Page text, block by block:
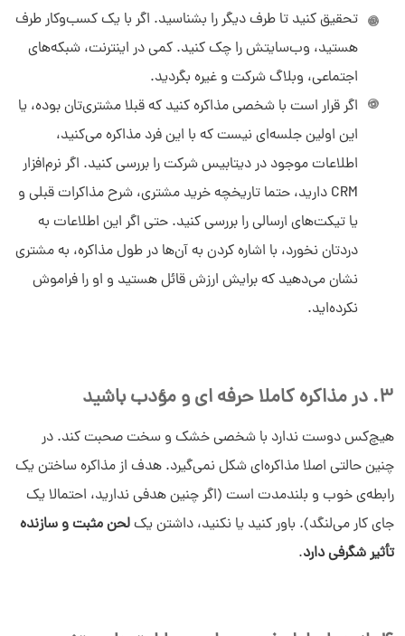
تحقیق کنید تا طرف دیگر را بشناسید. اگر با یک کسب‌وکار طرف
هستید، وب‌سایتش را چک کنید. کمی در اینترنت، شبکه‌های
اجتماعی، وبلاگ شرکت و غیره بگردید.
اگر قرار است با شخصی مذاکره کنید که قبلا مشتری‌تان بوده، یا
این اولین جلسه‌ای نیست که با این فرد مذاکره می‌کنید،
اطلاعات موجود در دیتابیس شرکت را بررسی کنید. اگر نرم‌افزار
CRM‌ دارید، حتما تاریخچه خرید مشتری، شرح مذاکرات قبلی و
یا تیکت‌های ارسالی را بررسی کنید. حتی اگر این اطلاعات به
دردتان نخورد، با اشاره کردن به آن‌ها در طول مذاکره، به مشتری
نشان می‌دهید که برایش ارزش قائل هستید و او را فراموش
نکرده‌اید.
3. در مذاکره کاملا حرفه ای و مؤدب باشید
هیچ‌کس دوست ندارد با شخصی خشک و سخت صحبت کند. در
چنین حالتی اصلا مذاکره‌ای شکل نمی‌گیرد. هدف از مذاکره ساختن یک
رابطه‌ی خوب و بلندمدت است (اگر چنین هدفی ندارید، احتمالا یک
جای کار می‌لنگد). باور کنید یا نکنید، داشتن یکلحن مثبت و سازنده
تأثیر شگرفی دارد.